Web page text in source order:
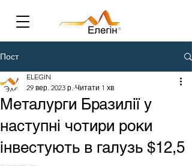
Пост
Металурги Бразилії у
наступні чотири роки
інвестують в галузь $12,5
ELEGIN
29 вер. 2023 р. Читати 1 хв